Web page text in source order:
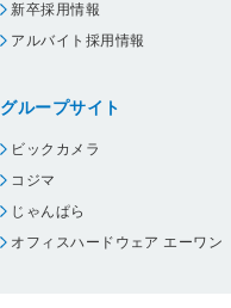
新卒採用情報
アルバイト採用情報
グループサイト
ビックカメラ
コジマ
じゃんぱら
オフィスハードウェア エーワン